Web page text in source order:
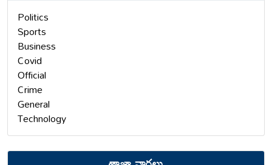
Politics
Sports
Business
Covid
Official
Crime
General
Technology